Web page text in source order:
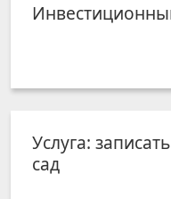
Услуга:
сад